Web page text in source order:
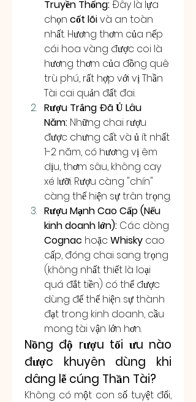
Truyền Thống: Đây là lựa
chọn cốt lõi và an toàn
nhất. Hương thơm của nếp
cái hoa vàng được coi là
hương thơm của đồng quê
trù phú, rất hợp với vị Thần
Tài cai quản đất đai.
Rượu Trắng Đã Ủ Lâu
Năm: Những chai rượu
được chưng cất và ủ ít nhất
1-2 năm, có hương vị êm
dịu, thơm sâu, không cay
xé lưỡi. Rượu càng "chín"
càng thể hiện sự trân trọng.
Rượu Mạnh Cao Cấp (Nếu
kinh doanh lớn):
Cognac hoặc Whisky cao
cấp, đóng chai sang trọng
(không nhất thiết là loại
quá đắt tiền) có thể được
dùng để thể hiện sự thành
đạt trong kinh doanh, cầu
mong tài vận lớn hơn.
Nồng độ rượu tối ưu nào
được khuyên dùng khi
dâng lễ cúng Thần Tài?
Không có một con số tuyệt đối,